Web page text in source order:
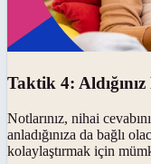
Taktik 4:
Notlarınız, nihai
anladığınıza da bağlı
kolaylaştırmak için